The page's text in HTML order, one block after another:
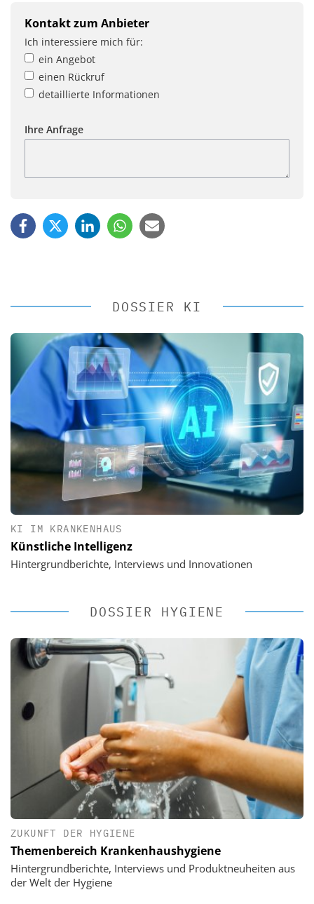
Kontakt zum Anbieter
Ich interessiere mich für:
ein Angebot
einen Rückruf
detaillierte Informationen
Ihre Anfrage
DOSSIER KI
KI IM KRANKENHAUS
Künstliche Intelligenz
Hintergrundberichte, Interviews und Innovationen
DOSSIER HYGIENE
ZUKUNFT DER HYGIENE
Themenbereich Krankenhaushygiene
Hintergrundberichte, Interviews und Produktneuheiten aus
der Welt der Hygiene